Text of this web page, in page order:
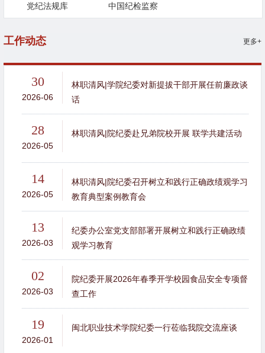
党纪法规库 中国纪检监察
工作动态 更多+
30
2026-06
林职清风|学院纪委对新提拔干部开展任前廉政谈
话
28
2026-05
林职清风|院纪委赴兄弟院校开展 联学共建活动
14
2026-05
林职清风|院纪委召开树立和践行正确政绩观学习
教育典型案例教育会
13
2026-03
纪委办公室党支部部署开展树立和践行正确政绩
观学习教育
02
2026-03
院纪委开展2026年春季开学校园食品安全专项督
查工作
19
2026-01
闽北职业技术学院纪委一行莅临我院交流座谈